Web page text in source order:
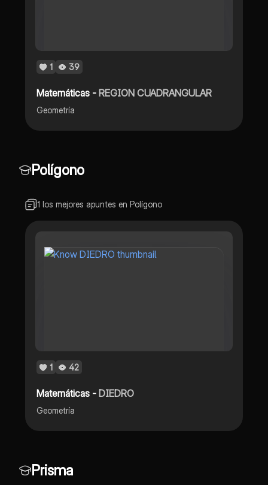
1 39
Matemáticas -REGION CUADRANGULAR
Geometría
Polígono
1 los mejores apuntes en Polígono
1 42
Matemáticas -DIEDRO
Geometría
Prisma